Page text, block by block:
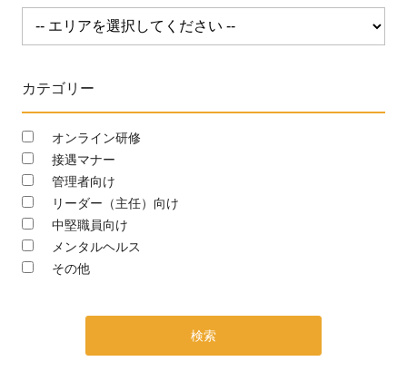
カテゴリー
オンライン研修
接遇マナー
管理者向け
リーダー（主任）向け
中堅職員向け
メンタルヘルス
その他
検索